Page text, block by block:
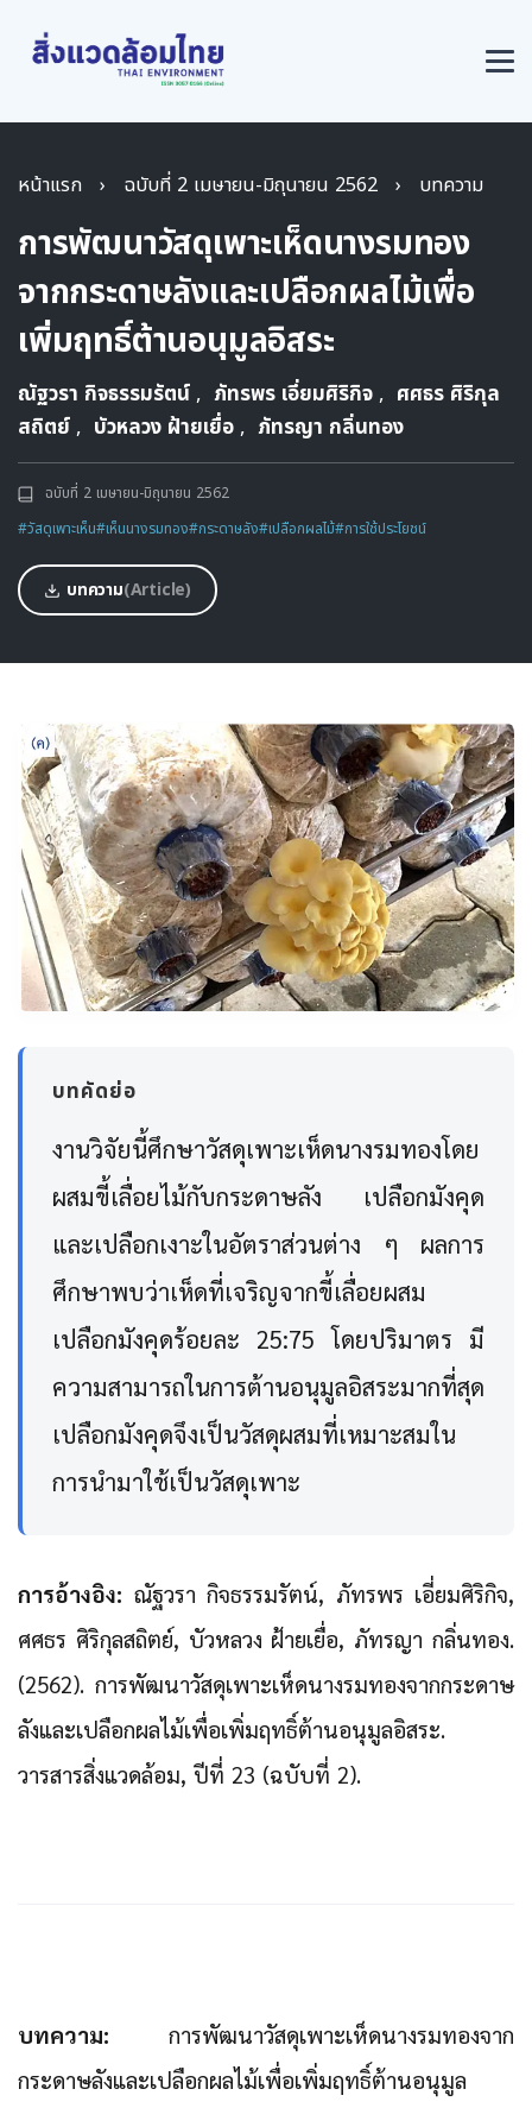
หน้าแรก › ฉบับที่ 2 เมษายน-มิถุนายน 2562 › บทความ
การพัฒนาวัสดุเพาะเห็ดนางรมทอง
จากกระดาษลังและเปลือกผลไม้เพื่อ
เพิ่มฤทธิ์ต้านอนุมูลอิสระ
ณัฐวรา กิจธรรมรัตน์, ภัทรพร เอี่ยมศิริกิจ, ศศธร ศิริกุล
สถิตย์, บัวหลวง ฝ้ายเยื่อ, ภัทรญา กลิ่นทอง
ฉบับที่ 2 เมษายน-มิถุนายน 2562
#วัสดุเพาะเห็น#เห็นนางรมทอง#กระดาษลัง#เปลือกผลไม้#การใช้ประโยชน์
บทความ(Article)
บทคัดย่อ
งานวิจัยนี้ศึกษาวัสดุเพาะเห็ดนางรมทองโดย
ผสมขี้เลื่อยไม้กับกระดาษลัง เปลือกมังคุด
และเปลือกเงาะในอัตราส่วนต่าง ๆ ผลการ
ศึกษาพบว่าเห็ดที่เจริญจากขี้เลื่อยผสม
เปลือกมังคุดร้อยละ 25:75 โดยปริมาตร มี
ความสามารถในการต้านอนุมูลอิสระมากที่สุด
เปลือกมังคุดจึงเป็นวัสดุผสมที่เหมาะสมใน
การนำมาใช้เป็นวัสดุเพาะ
การอ้างอิง: ณัฐวรา กิจธรรมรัตน์, ภัทรพร เอี่ยมศิริกิจ,
ศศธร ศิริกุลสถิตย์, บัวหลวง ฝ้ายเยื่อ, ภัทรญา กลิ่นทอง.
(2562). การพัฒนาวัสดุเพาะเห็ดนางรมทองจากกระดาษ
ลังและเปลือกผลไม้เพื่อเพิ่มฤทธิ์ต้านอนุมูลอิสระ.
วารสารสิ่งแวดล้อม, ปีที่ 23 (ฉบับที่ 2).
บทความ: การพัฒนาวัสดุเพาะเห็ดนางรมทองจาก
กระดาษลังและเปลือกผลไม้เพื่อเพิ่มฤทธิ์ต้านอนุมูล